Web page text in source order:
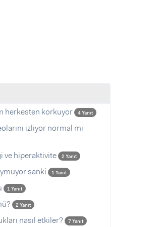
herkesten korkuyor 4 Yanıt
izliyor normal mı
ve hiperaktivite 2 Yanıt
sanki 1 Yanıt
1 Yanıt
2 Yanıt
nasıl etkiler? 7 Yanıt